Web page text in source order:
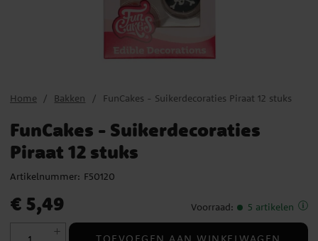
Home Bakken FunCakes - Suikerdecoraties Piraat 12 stuks
FunCakes - Suikerdecoraties
Piraat 12 stuks
Artikelnummer: F50120
Prijs: € 5,49
€ 5,49 Voorraad: 5 artikelen